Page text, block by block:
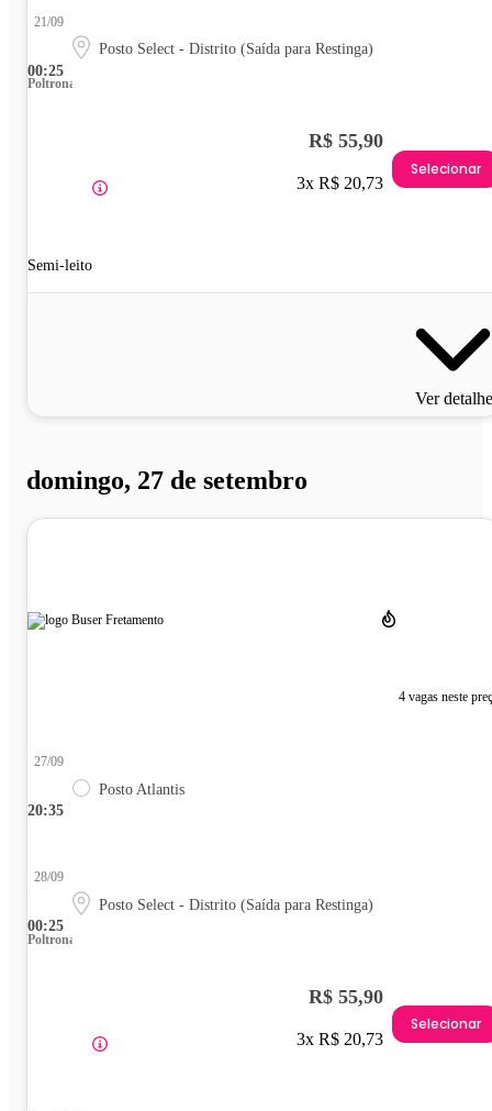
00:25
21/09
Posto Select - Distrito (Saída para Restinga)
Poltrona
Semi-leito
R$ 55,90
3x R$ 20,73
Selecionar
Ver
domingo, 27 de setembro
4 vagas neste
20:35
27/09
Posto Atlantis
00:25
28/09
Posto Select - Distrito (Saída para Restinga)
Poltrona
R$ 55,90
3x R$ 20,73
Selecionar